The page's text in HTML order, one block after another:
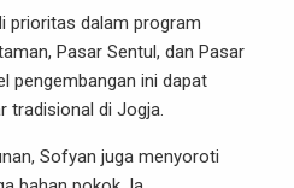
prioritas dalam program
Pasar Sentul, dan Pasar
pengembangan ini dapat
tradisional di Jogja.
Sofyan juga menyoroti